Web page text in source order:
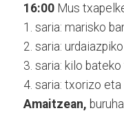
16:00 Mus
1. saria: marisko
2. saria:
3. saria: kilo
4. saria: txorizo
Amaitzean,